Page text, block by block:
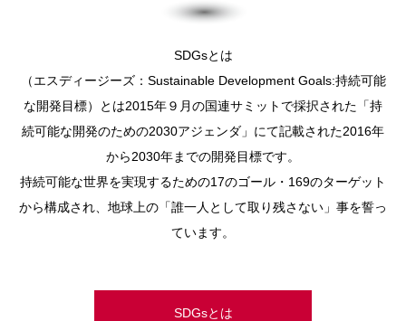
SDGsとは
（エスディージーズ：Sustainable Development Goals:持続可能
な開発目標）とは2015年９月の国連サミットで採択された「持
続可能な開発のための2030アジェンダ」にて記載された2016年
から2030年までの開発目標です。
持続可能な世界を実現するための17のゴール・169のターゲット
から構成され、地球上の「誰一人として取り残さない」事を誓っ
ています。
SDGsとは